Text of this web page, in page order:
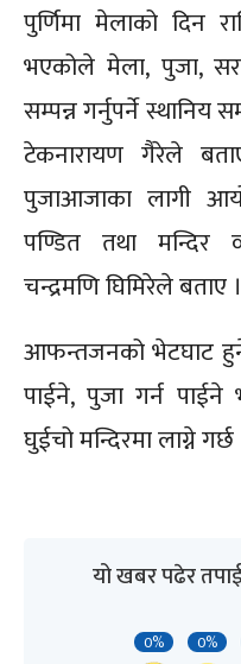
पुर्णिमा मेलाको दिन
भएकोले मेला, पुजा,
सम्पन्न गर्नुपर्ने
टेकनारायण गैरेले
पुजाआजाका लागी
पण्डित तथा मन्दिर
चन्द्रमणि घिमिरेले बताए ।
आफन्तजनको भेटघाट
पाईने, पुजा गर्न पाईने
घुईचो मन्दिरमा लाग्ने गर्छ
यो खबर पढेर
0% 0%